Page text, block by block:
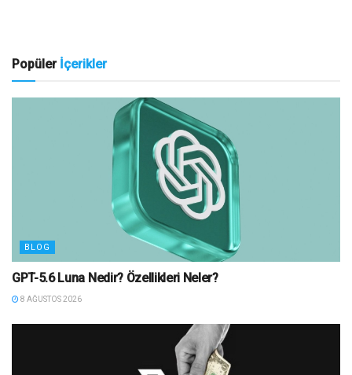
Popüler İçerikler
BLOG
GPT-5.6 Luna Nedir? Özellikleri Neler?
8 AĞUSTOS 2026